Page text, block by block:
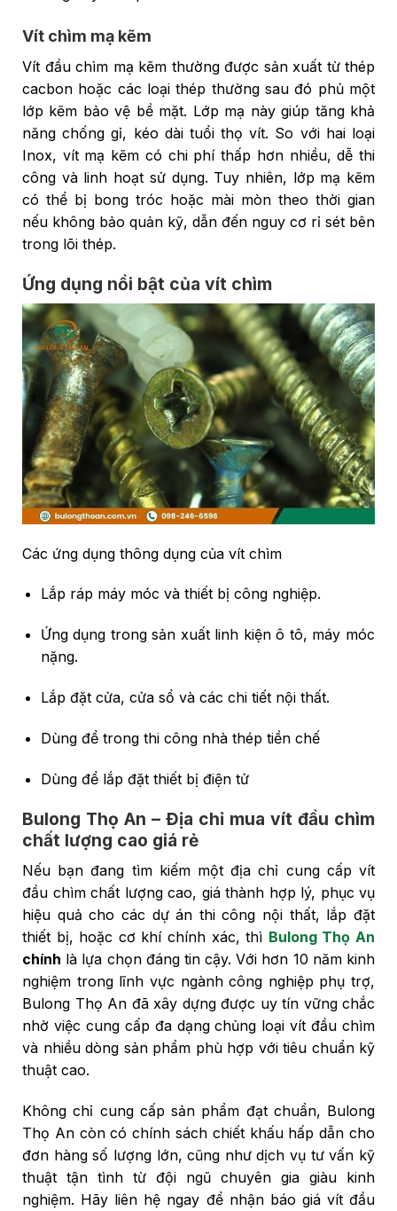
Vít chìm mạ kẽm
Vít đầu chìm mạ kẽm thường được sản xuất từ thép
cacbon hoặc các loại thép thường sau đó phủ một
lớp kẽm bảo vệ bề mặt. Lớp mạ này giúp tăng khả
năng chống gỉ, kéo dài tuổi thọ vít. So với hai loại
Inox, vít mạ kẽm có chi phí thấp hơn nhiều, dễ thi
công và linh hoạt sử dụng. Tuy nhiên, lớp mạ kẽm
có thể bị bong tróc hoặc mài mòn theo thời gian
nếu không bảo quản kỹ, dẫn đến nguy cơ rỉ sét bên
trong lõi thép.
Ứng dụng nổi bật của vít chìm
Các ứng dụng thông dụng của vít chìm
Lắp ráp máy móc và thiết bị công nghiệp.
Ứng dụng trong sản xuất linh kiện ô tô, máy móc
nặng.
Lắp đặt cửa, cửa sổ và các chi tiết nội thất.
Dùng để trong thi công nhà thép tiền chế
Dùng để lắp đặt thiết bị điện tử
Bulong Thọ An – Địa chỉ mua vít đầu chìm
chất lượng cao giá rẻ
Nếu bạn đang tìm kiếm một địa chỉ cung cấp vít
đầu chìm chất lượng cao, giá thành hợp lý, phục vụ
hiệu quả cho các dự án thi công nội thất, lắp đặt
thiết bị, hoặc cơ khí chính xác, thì Bulong Thọ An
chính là lựa chọn đáng tin cậy. Với hơn 10 năm kinh
nghiệm trong lĩnh vực ngành công nghiệp phụ trợ,
Bulong Thọ An đã xây dựng được uy tín vững chắc
nhờ việc cung cấp đa dạng chủng loại vít đầu chìm
và nhiều dòng sản phẩm phù hợp với tiêu chuẩn kỹ
thuật cao.
Không chỉ cung cấp sản phẩm đạt chuẩn, Bulong
Thọ An còn có chính sách chiết khấu hấp dẫn cho
đơn hàng số lượng lớn, cũng như dịch vụ tư vấn kỹ
thuật tận tình từ đội ngũ chuyên gia giàu kinh
nghiệm. Hãy liên hệ ngay để nhận báo giá vít đầu